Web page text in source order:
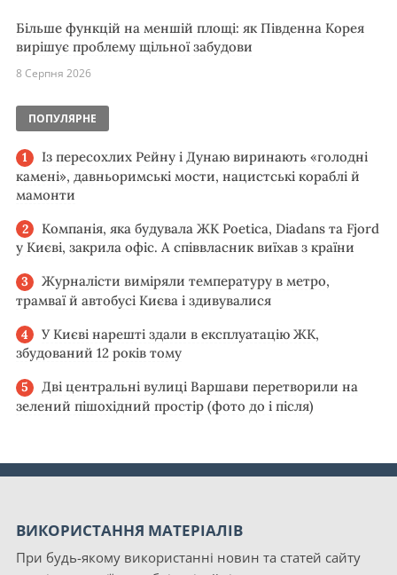
Більше функцій на меншій площі: як Південна Корея
вирішує проблему щільної забудови
8 Серпня 2026
ПОПУЛЯРНЕ
Із пересохлих Рейну і Дунаю виринають «голодні
камені», давньоримські мости, нацистські кораблі й
мамонти
Компанія, яка будувала ЖК Poetica, Diadans та Fjord
у Києві, закрила офіс. А співвласник виїхав з країни
Журналісти виміряли температуру в метро,
трамваї й автобусі Києва і здивувалися
У Києві нарешті здали в експлуатацію ЖК,
збудований 12 років тому
Дві центральні вулиці Варшави перетворили на
зелений пішохідний простір (фото до і після)
ВИКОРИСТАННЯ МАТЕРІАЛІВ
При будь-якому використанні новин та статей сайту